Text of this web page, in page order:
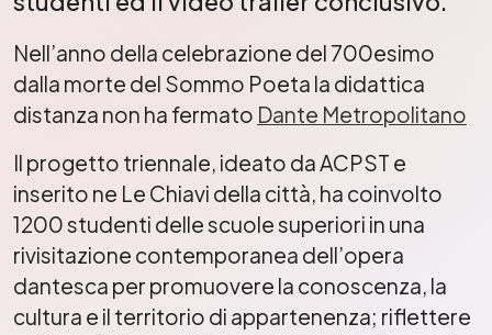
Nell’anno della celebrazione del 700esimo
dalla morte del Sommo Poeta la didattica
distanza non ha fermato Dante Metropolitano
Il progetto triennale, ideato da ACPST e
inserito ne Le Chiavi della città, ha coinvolto
1200 studenti delle scuole superiori in una
rivisitazione contemporanea dell’opera
dantesca per promuovere la conoscenza, la
cultura e il territorio di appartenenza; riflettere